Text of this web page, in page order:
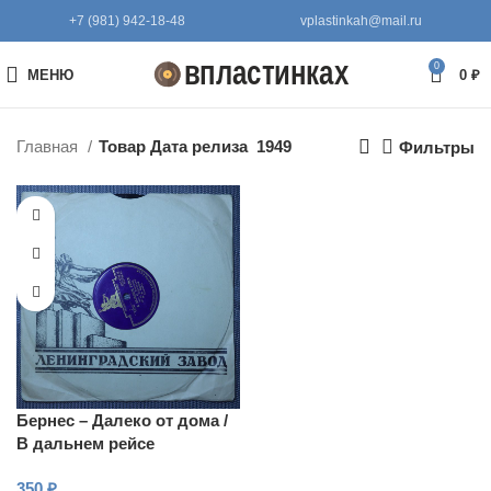
+7 (981) 942-18-48 vplastinkah@mail.ru
МЕНЮ
0
0 ₽
Главная Товар Дата релиза 1949 Фильтры
Бернес – Далеко от дома /
В дальнем рейсе